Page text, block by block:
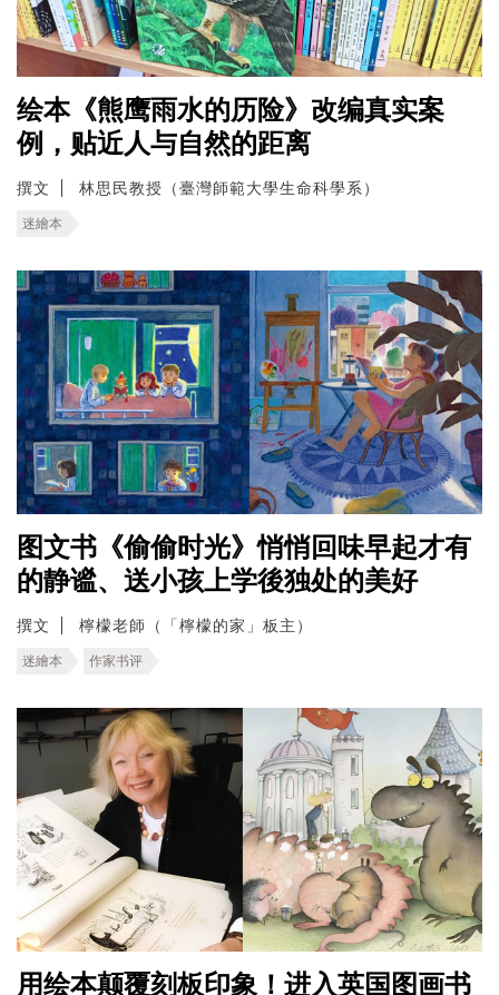
绘本《熊鹰雨水的历险》改编真实案
例，贴近人与自然的距离
撰文 林思民教授（臺灣師範大學生命科學系）
迷繪本
图文书《偷偷时光》悄悄回味早起才有
的静谧、送小孩上学後独处的美好
撰文 檸檬老師（「檸檬的家」板主）
迷繪本 作家书评
用绘本颠覆刻板印象！进入英国图画书